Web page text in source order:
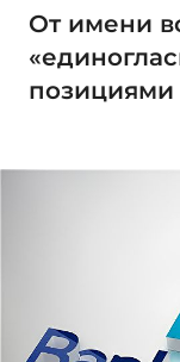
От имени
позициями